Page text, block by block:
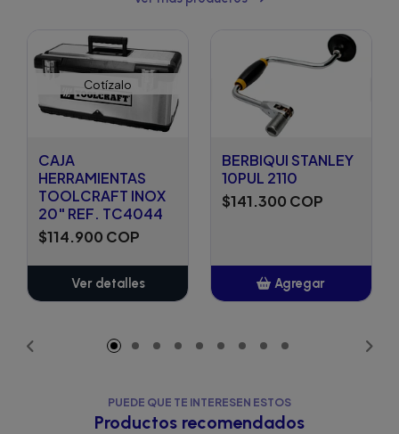
Cotízalo
CAJA
HERRAMIENTAS
TOOLCRAFT INOX
20" REF. TC4044
$114.900 COP
Ver detalles
BERBIQUI STANLEY
10PUL 2110
$141.300 COP
Agregar
PUEDE QUE TE INTERESEN ESTOS
Productos recomendados